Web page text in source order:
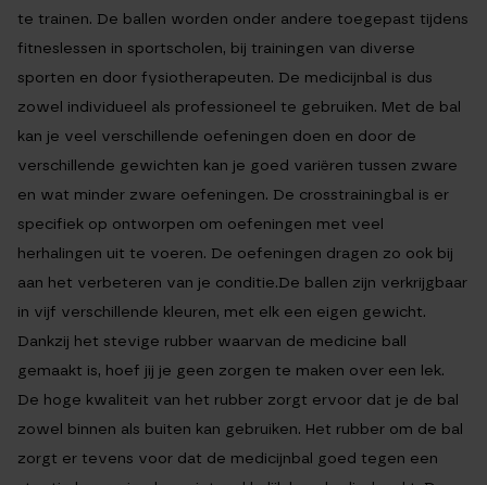
te trainen. De ballen worden onder andere toegepast tijdens
fitneslessen in sportscholen, bij trainingen van diverse
sporten en door fysiotherapeuten. De medicijnbal is dus
zowel individueel als professioneel te gebruiken. Met de bal
kan je veel verschillende oefeningen doen en door de
verschillende gewichten kan je goed variëren tussen zware
en wat minder zware oefeningen. De crosstrainingbal is er
specifiek op ontworpen om oefeningen met veel
herhalingen uit te voeren. De oefeningen dragen zo ook bij
aan het verbeteren van je conditie.De ballen zijn verkrijgbaar
in vijf verschillende kleuren, met elk een eigen gewicht.
Dankzij het stevige rubber waarvan de medicine ball
gemaakt is, hoef jij je geen zorgen te maken over een lek.
De hoge kwaliteit van het rubber zorgt ervoor dat je de bal
zowel binnen als buiten kan gebruiken. Het rubber om de bal
zorgt er tevens voor dat de medicijnbal goed tegen een